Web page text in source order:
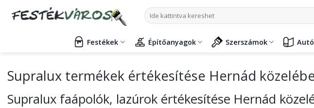
Keresés
a
Festékek Építőanyagok Szerszámok
Supralux termékek értékesítése Hernád
Supralux faápolók, lazúrok értékesítése Hernád